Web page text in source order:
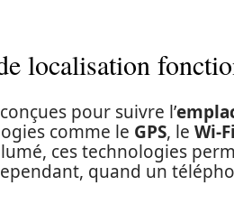
localisation
pour suivre l’
comme le GPS, le Wi-Fi
ces technologies
quand un